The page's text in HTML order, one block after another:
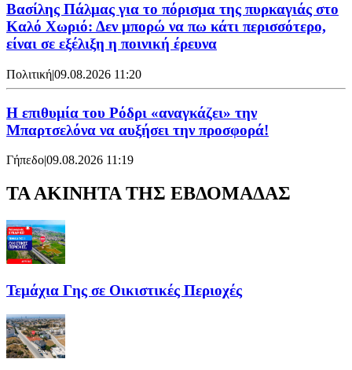
Βασίλης Πάλμας για το πόρισμα της πυρκαγιάς στο
Καλό Χωριό: Δεν μπορώ να πω κάτι περισσότερο,
είναι σε εξέλιξη η ποινική έρευνα
Πολιτική|09.08.2026 11:20
Η επιθυμία του Ρόδρι «αναγκάζει» την
Μπαρτσελόνα να αυξήσει την προσφορά!
Γήπεδο|09.08.2026 11:19
ΤΑ ΑΚΙΝΗΤΑ ΤΗΣ ΕΒΔΟΜΑΔΑΣ
Τεμάχια Γης σε Οικιστικές Περιοχές